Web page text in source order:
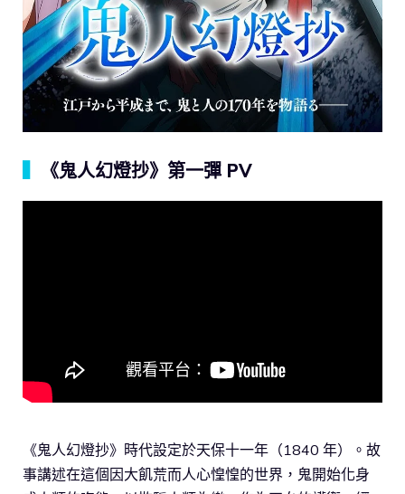
《鬼人幻燈抄》第一彈 PV
《鬼人幻燈抄》時代設定於天保十一年（1840 年）。故
事講述在這個因大飢荒而人心惶惶的世界，鬼開始化身